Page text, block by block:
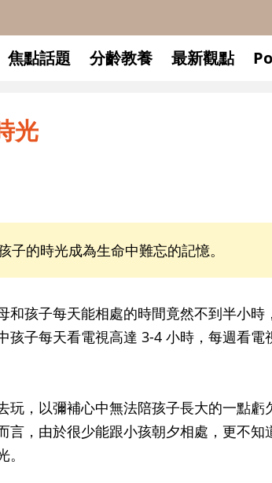
焦點話題 分齡教養 最新觀點
光
的時光成為生命中難忘的記憶。
孩子每天能相處的時間竟然不到半小時
孩子每天看電視高達 3-4 小時，每週看電
，以彌補心中無法陪孩子長大的一點虧
言，由於很少能跟小孩朝夕相處，更不知
升小一開學前預
寶貝即將上小學
和教育專家的建
生活及團體適應等
助您陪伴孩子做好
小教導主任帶爸
生活與課業學習